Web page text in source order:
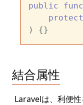
public
)
結合属性
Laravelは、利便性